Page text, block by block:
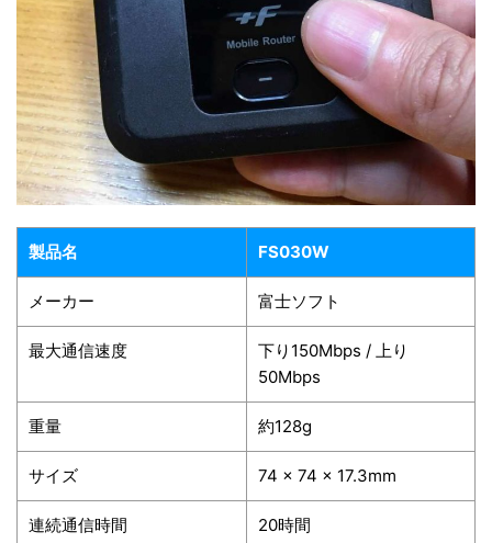
製品名 FS030W
メーカー 富士ソフト
最大通信速度
下り150Mbps / 上り
50Mbps
重量 約128g
サイズ 74 x 74 x 17.3mm
連続通信時間 20時間